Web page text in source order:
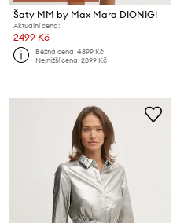
Šaty MM by Max Mara DIONIGI
Aktuální cena:
2499 Kč
Běžná cena:4899 Kč
Nejnižší cena:2899 Kč